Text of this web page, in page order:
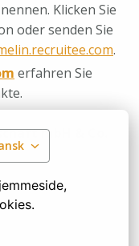
Klicken Sie
oder senden Sie
.
erfahren Sie
mbH & Co.